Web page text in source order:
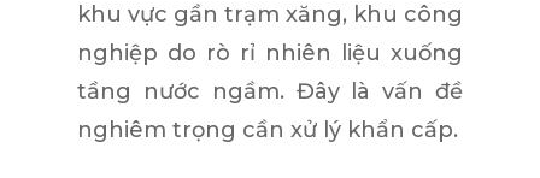
khu vực gần trạm xăng, khu công
nghiệp do rò rỉ nhiên liệu xuống
tầng nước ngầm. Đây là vấn đề
nghiêm trọng cần xử lý khẩn cấp.